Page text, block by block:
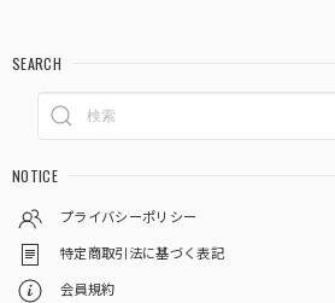
SEARCH
NOTICE
プライバシーポリシー
特定商取引法に基づく表記
会員規約